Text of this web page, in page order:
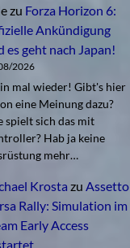
zu Forza Horizon 6:
Ankündigung
es geht nach Japan!
2026
mal wieder! Gibt's hier
eine Meinung dazu?
spielt sich das mit
Hab ja keine
mehr…
Krosta zu Assetto
Rally: Simulation im
Early Access